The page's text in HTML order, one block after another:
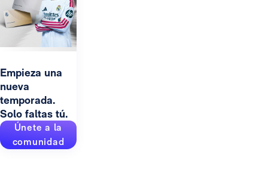
Empieza una
nueva
temporada.
Solo faltas tú.
Únete a la
comunidad